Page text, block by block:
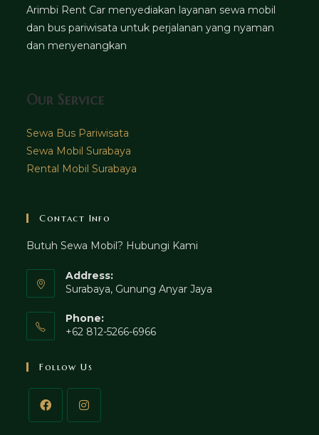
Arimbi Rent Car menyediakan layanan sewa mobil
dan bus pariwisata untuk perjalanan yang nyaman
dan menyenangkan
Our Service
Sewa Bus Pariwisata
Sewa Mobil Surabaya
Rental Mobil Surabaya
Contact Info
Butuh Sewa Mobil? Hubungi Kami
Address:
Surabaya, Gunung Anyar Jaya
Phone:
+62 812-5266-6966
Follow Us